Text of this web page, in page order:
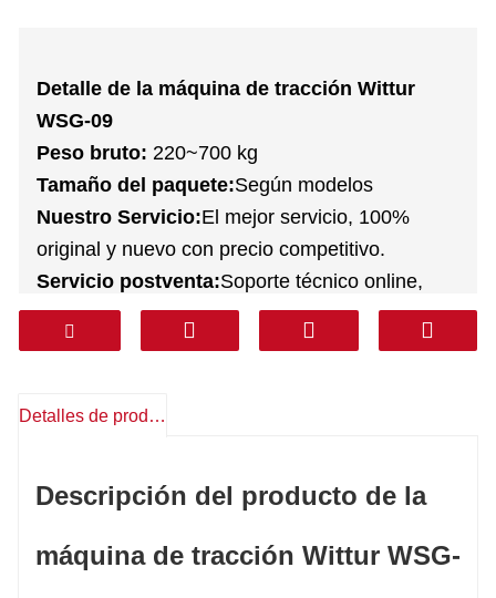
Detalle de la máquina de tracción Wittur
WSG-09
Peso bruto: 220~700 kg
Tamaño del paquete:Según modelos
Nuestro Servicio:El mejor servicio, 100%
original y nuevo con precio competitivo.
Servicio postventa:Soporte técnico online,
repuestos gratuitos, devoluciones, otros
Garantía:
1 año
Puerta a Puerta (línea profesional con
Qatar, etc.), Sudamérica, Chile, México.
Detalles de producto
Descripción del producto de la
máquina de tracción Wittur WSG-